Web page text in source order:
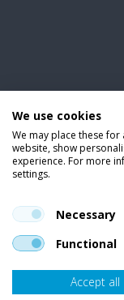
Vind ons op
En blijf op de hoogte van
Onze klanten beoordelen
We use cookies
We may place these
website, show
experience. For more
settings.
Necessary
Functional
Accept all